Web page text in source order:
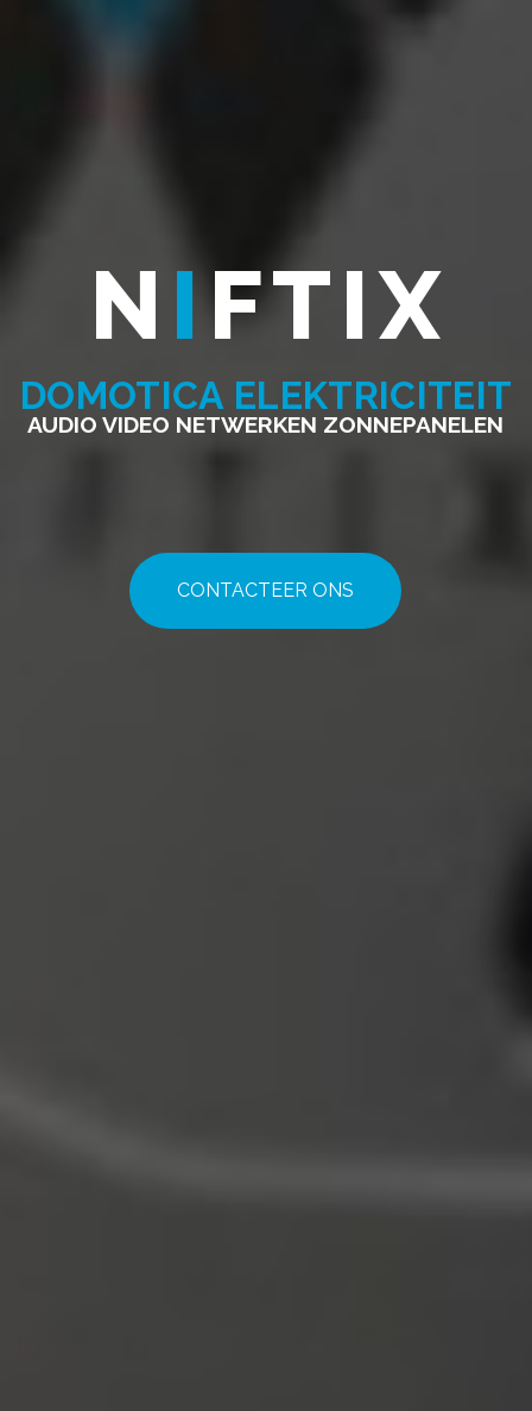
NIFTIX
DOMOTICA ELEKTRICITEIT
AUDIO VIDEO NETWERKEN ZONNEPANELEN
CONTACTEER ONS